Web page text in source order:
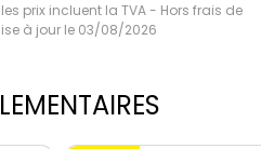
prix incluent la TVA - Hors frais de
à jour le 03/08/2026